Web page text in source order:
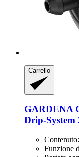
Carrello
GARDENA
Drip-​System
Funzione